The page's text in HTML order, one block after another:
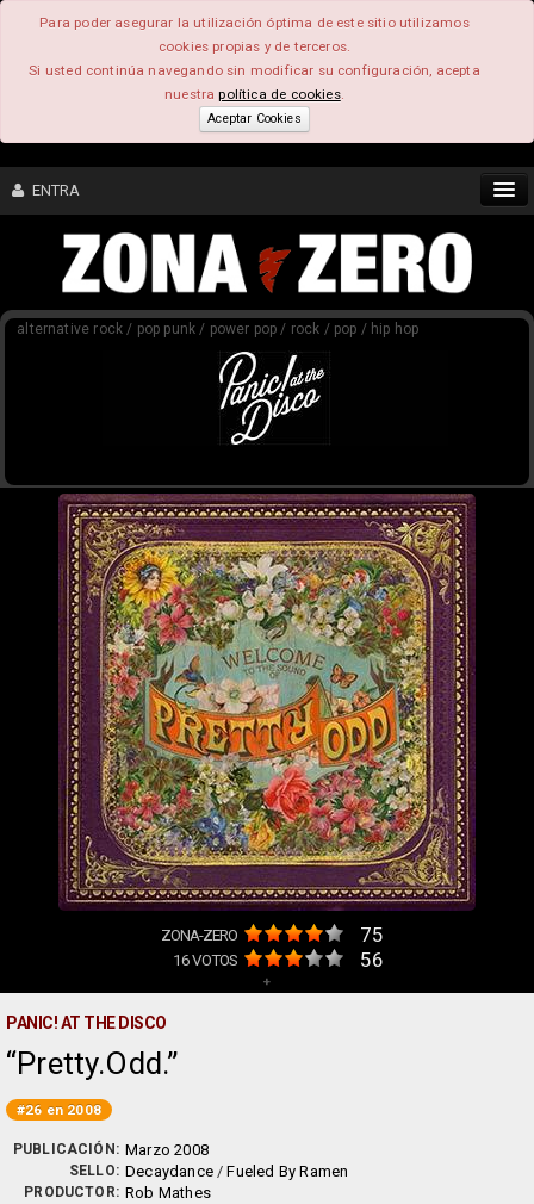
Para poder asegurar la utilización óptima de este sitio utilizamos
cookies propias y de terceros.
Si usted continúa navegando sin modificar su configuración, acepta
nuestrapolítica de cookies.
Aceptar Cookies
ENTRA
CONTENIDO
COMUNIDAD
alternative rock / pop punk / power pop / rock / pop / hip hop
ZONA-ZERO 75
16VOTOS 56
+
PANIC! AT THE DISCO
Pretty.Odd.
#26 en 2008
PUBLICACIÓN: Marzo 2008
SELLO: Decaydance/Fueled By Ramen
PRODUCTOR: Rob Mathes